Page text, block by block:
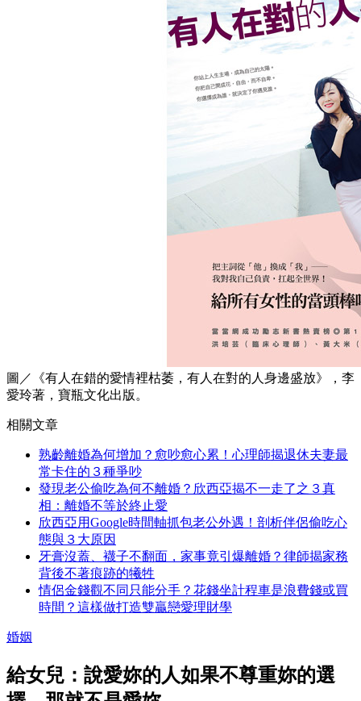
圖／《有人在錯的愛情裡枯萎，有人在對的人身邊盛放》，李
愛玲著，寶瓶文化出版。
相關文章
熟齡離婚為何增加？愈吵愈心累！心理師揭退休夫妻最
常卡住的３種爭吵
發現老公偷吃為何不離婚？欣西亞揭不一走了之３真
相：離婚不等於終止愛
欣西亞用Google時間軸抓包老公外遇！剖析伴侶偷吃心
態與３大原因
牙膏沒蓋、襪子不翻面，家事竟引爆離婚？律師揭家務
背後不著痕跡的犧牲
情侶金錢觀不同只能分手？花錢坐計程車是浪費錢或買
時間？這樣做打造雙贏戀愛理財學
婚姻
給女兒：說愛妳的人如果不尊重妳的選